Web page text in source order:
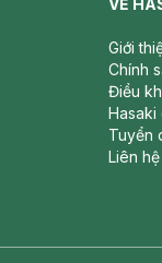
Giới
Chính
Điều
Hasaki
Tuyển
Liên hệ